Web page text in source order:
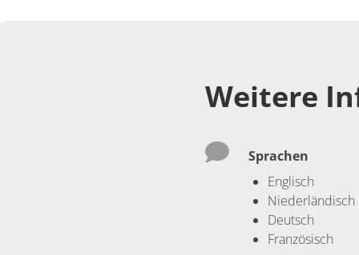
Weitere
Sprachen
Englisch
Niederländisch
Deutsch
Französisch